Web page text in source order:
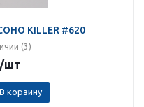
KILLER #620
(3)
/шт
В корзину